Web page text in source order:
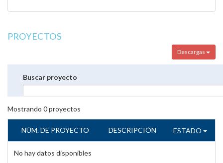
PROYECTOS
Descargas
Buscar proyecto
Mostrando 0proyectos
NÚM. DE PROYECTO DESCRIPCIÓN ESTADO
No hay datos disponibles